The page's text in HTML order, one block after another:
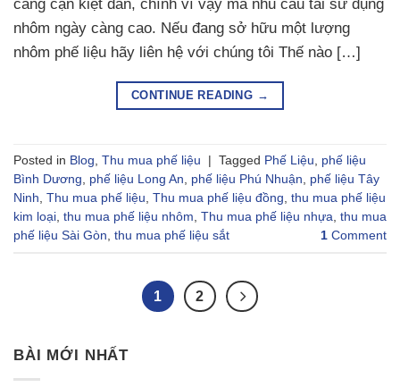
càng cạn kiệt dần, chính vì vậy mà nhu cầu tái sử dụng
nhôm ngày càng cao. Nếu đang sở hữu một lượng
nhôm phế liệu hãy liên hệ với chúng tôi Thế nào […]
CONTINUE READING →
Posted in Blog Thu mua phế liệu | Tagged Phế Liệu
phế liệu
Bình Dương
phế liệu Long An phế liệu Phú Nhuận
phế liệu Tây
Ninh Thu mua phế liệu Thu mua phế liệu đồng thu mua phế liệu
kim loại thu mua phế liệu nhôm Thu mua phế liệu nhựa thu mua
phế liệu Sài Gòn thu mua phế liệu sắt 1 Comment
1 2
BÀI MỚI NHẤT